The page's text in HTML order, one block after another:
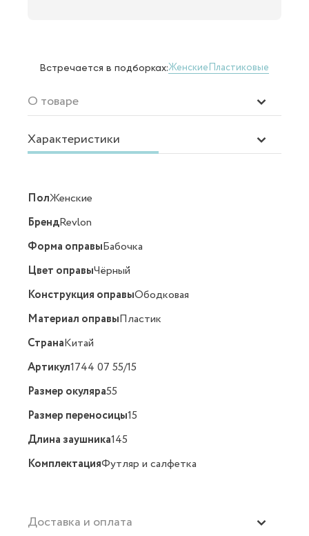
Встречается в подборках:ЖенскиеПластиковые
О товаре
Характеристики
ПолЖенские
БрендRevlon
Форма оправыБабочка
Цвет оправыЧёрный
Конструкция оправыОбодковая
Материал оправыПластик
СтранаКитай
Артикул1744 07 55/15
Размер окуляра55
Размер переносицы15
Длина заушника145
КомплектацияФутляр и салфетка
Доставка и оплата